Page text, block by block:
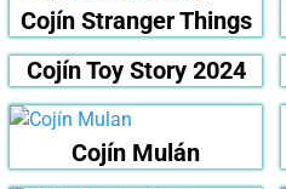
Cojín Stranger Things
Cojín Toy Story 2024
Cojín Mulán